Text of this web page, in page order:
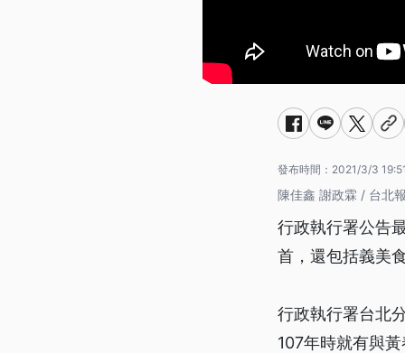
發布時間： 2021/3/3
陳佳鑫 謝政霖 / 台北
行政執行署公告
首，還包括義美
行政執行署台北
107年時就有與